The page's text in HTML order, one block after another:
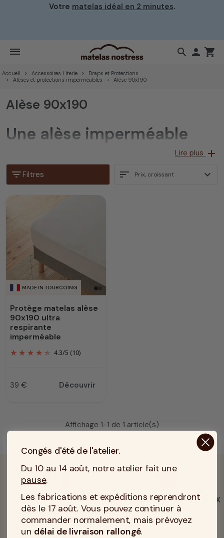
Votre matelas idéal en 2 minutes.
search  shopping_cart
Accueil Accessoires Literie
Draps et Protections
Alèses et protections imperméables
Alèse 90x190
Alèse 90x190
Une alèse imperméable
90x190 de grande qualité
Elle vous apportera une garantie de protection optimale
polyuréthane ultra respirante qui laisse échapper
Lire plus add
filter_list Filtres sort Prix, croissant expand_more
MADE IN TOURCOING
Protège matelas alèse
90x190 ultra
respirante
imperméable
4.3/5 (10)
Prix
39 € Découvrir
Affichage 1-1 de 1 article(s)
FABRICANT FRANÇAIS
En savoir plus
+12 000 CLIENTS HEUREUX
En savoir plus
Congés d'été de l'atelier.
Du 10 au 14 août, notre atelier fait une
pause.
Les fabrications et expéditions reprendront
dès le 17 août. Vous pouvez continuer à
commander normalement, mais prévoyez
un délai de livraison rallongé.